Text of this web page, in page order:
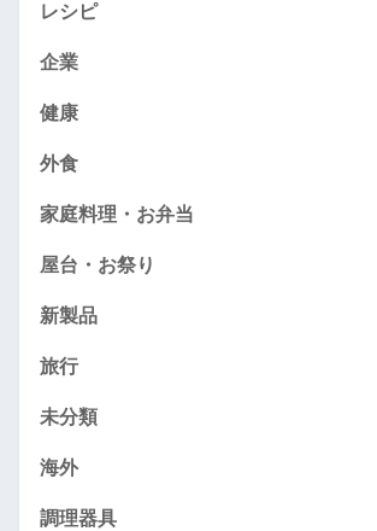
レシピ
企業
健康
外食
家庭料理・お弁当
屋台・お祭り
新製品
旅行
未分類
海外
調理器具